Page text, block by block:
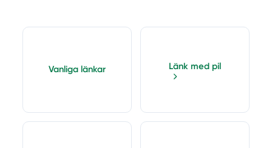
Vanliga länkar Länk med pil